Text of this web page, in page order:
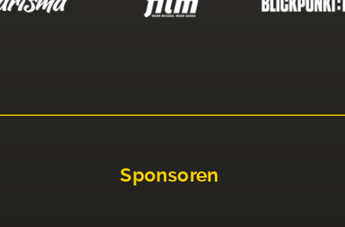
Sponsoren